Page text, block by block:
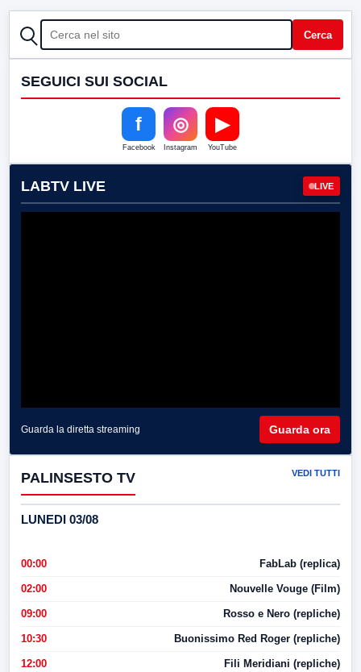
CERCA Cerca
SEGUICI SUI SOCIAL
f
Facebook
◎
Instagram
▶
YouTube
LABTV LIVE LIVE
Guarda la diretta streaming Guarda ora
PALINSESTO TV VEDI TUTTI
LUNEDI 03/08
00:00 FabLab (replica)
02:00 Nouvelle Vouge (Film)
09:00 Rosso e Nero (repliche)
10:30 Buonissimo Red Roger (repliche)
12:00 Fili Meridiani (repliche)